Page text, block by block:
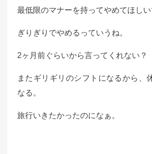
最低限のマナーを持ってやめてほしい
ぎりぎりでやめるっていうね。
2ヶ月前ぐらいから言ってくれない？
またギリギリのシフトになるから、
なる。
旅行いきたかったのになぁ。